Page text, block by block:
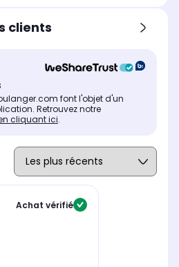
clients
font l'objet d'un
Retrouvez notre
cliquant ici.
Achat vérifié